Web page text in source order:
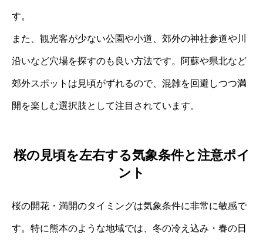
す。
また、観光客が少ない公園や小道、郊外の神社参道や川
沿いなど穴場を探すのも良い方法です。阿蘇や県北など
郊外スポットは見頃がずれるので、混雑を回避しつつ満
開を楽しむ選択肢として注目されています。
桜の見頃を左右する気象条件と注意ポイ
ント
桜の開花・満開のタイミングは気象条件に非常に敏感で
す。特に熊本のような地域では、冬の冷え込み・春の日